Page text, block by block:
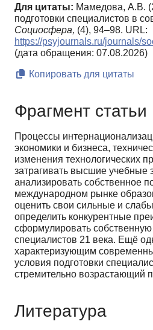
Для цитаты: Мамедова, А.В.
подготовки специалистов в
Социосфера, (4), 94–98. URL:
https://psyjournals.ru/journals/
(дата обращения: 07.08.2026)
Копировать для цитаты
Фрагмент статьи
Процессы
экономики и бизнеса,
изменения технологических
затрагивать высшие учебные
анализировать собственное
международном рынке
оценить свои сильные и
определить конкурентные
сформулировать собственную
специалистов 21 века. Ещё
характеризующим
условия подготовки
стремительно возрастающий
Литература